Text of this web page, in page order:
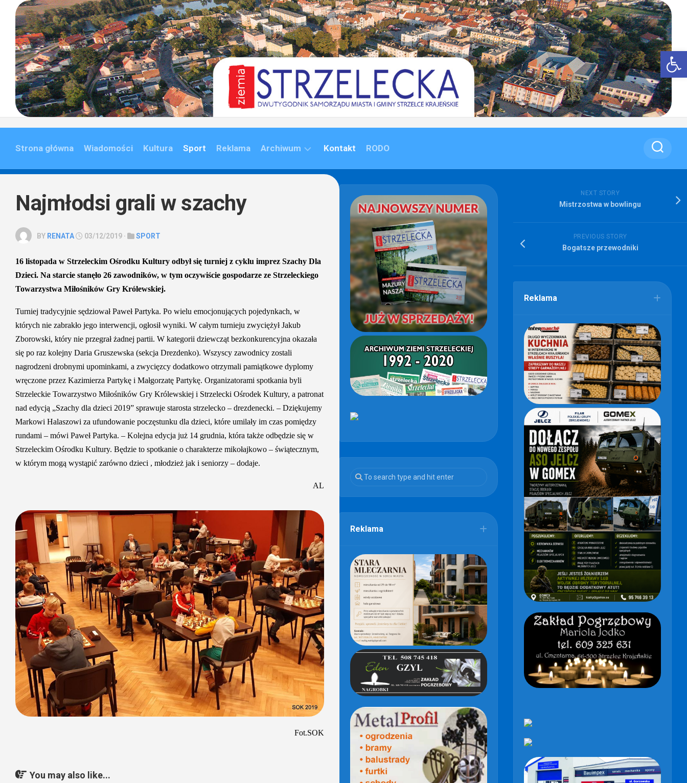
content
Strona główna Wiadomości Kultura Sport Reklama Archiwum Kontakt RODO
Najmłodsi grali w szachy
BY RENATA 03/12/2019 · SPORT
16 listopada w Strzeleckim Ośrodku Kultury odbył się turniej z cyklu imprez Szachy Dla
Dzieci. Na starcie stanęło 26 zawodników, w tym oczywiście gospodarze ze Strzeleckiego
Towarzystwa Miłośników Gry Królewskiej.
Turniej tradycyjnie sędziował Paweł Partyka. Po wielu emocjonujących pojedynkach, w
których nie zabrakło jego interwencji, ogłosił wyniki. W całym turnieju zwyciężył Jakub
Zborowski, który nie przegrał żadnej partii. W kategorii dziewcząt bezkonkurencyjna okazała
się po raz kolejny Daria Gruszewska (sekcja Drezdenko). Wszyscy zawodnicy zostali
nagrodzeni drobnymi upominkami, a zwycięzcy dodatkowo otrzymali pamiątkowe dyplomy
wręczone przez Kazimierza Partykę i Małgorzatę Partykę. Organizatorami spotkania byli
Strzeleckie Towarzystwo Miłośników Gry Królewskiej i Strzelecki Ośrodek Kultury, a patronat
nad edycją „Szachy dla dzieci 2019” sprawuje starosta strzelecko – drezdenecki. – Dziękujemy
Markowi Halaszowi za ufundowanie poczęstunku dla dzieci, które umilały im czas pomiędzy
rundami – mówi Paweł Partyka. – Kolejna edycja już 14 grudnia, która także odbędzie się w
Strzeleckim Ośrodku Kultury. Będzie to spotkanie o charakterze mikołajkowo – świątecznym,
w którym mogą wystąpić zarówno dzieci , młodzież jak i seniorzy – dodaje.
AL
Fot.SOK
You may also like...
NEXT STORY
Mistrzostwa w bowlingu
PREVIOUS STORY
Bogatsze przewodniki
Reklama
Reklama